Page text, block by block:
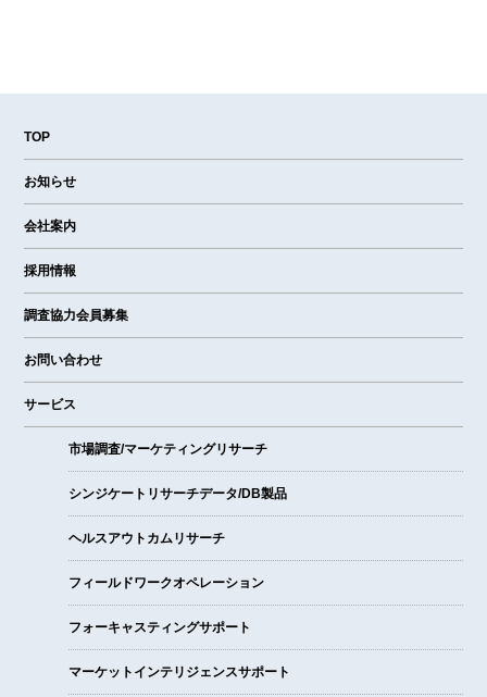
TOP
お知らせ
会社案内
採用情報
調査協力会員募集
お問い合わせ
サービス
市場調査/マーケティングリサーチ
シンジケートリサーチデータ/DB製品
ヘルスアウトカムリサーチ
フィールドワークオペレーション
フォーキャスティングサポート
マーケットインテリジェンスサポート